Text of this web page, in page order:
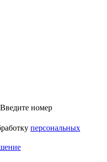
Введите номер
персональных